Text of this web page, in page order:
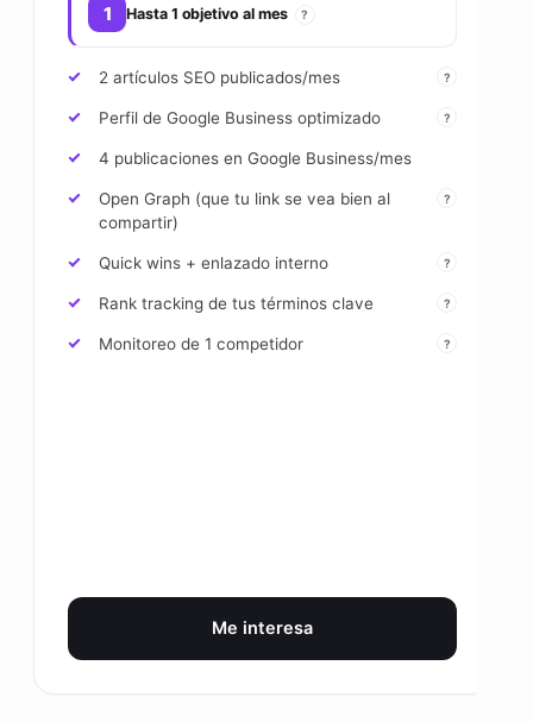
1 Hasta 1 objetivo al mes ?
2 artículos SEO publicados/mes ?
Perfil de Google Business optimizado ?
4 publicaciones en Google Business/mes
Open Graph (que tu link se vea bien al
compartir)
?
Quick wins + enlazado interno ?
Rank tracking de tus términos clave ?
Monitoreo de 1 competidor ?
Me interesa